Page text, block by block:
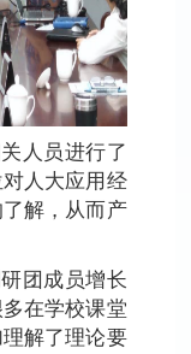
人员进行了
人大应用经
解，从而产
团成员增长
在学校课堂
解了理论要